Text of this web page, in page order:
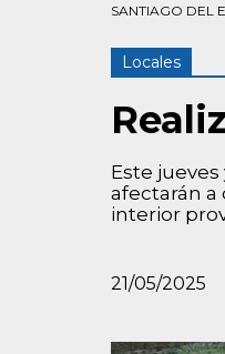
SANTIAGO DEL
Locales
Este
afectarán a
interior
21/05/2025